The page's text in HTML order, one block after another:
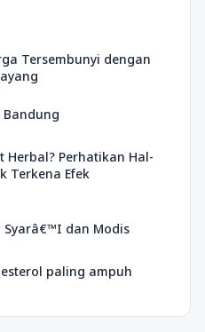
Tersembunyi dengan
Bandung
Herbal? Perhatikan Hal-
Terkena Efek
Syarâ€™I dan Modis
paling ampuh